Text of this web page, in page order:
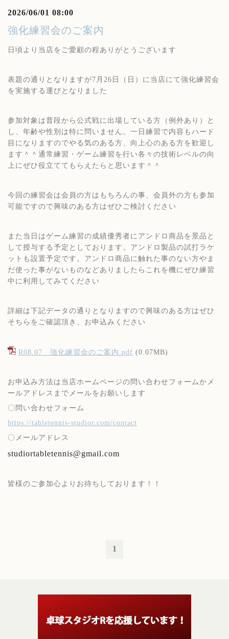
2026/06/01 08:00
強化練習会のご案内
日頃より当店をご愛顧の程ありがとうございます
表題の通りとなりますが7月26日（日）に当店にて強化練習会
を実施する運びとなりました
参加対象は普段から公式戦に出場している方（例外あり）と
し、年齢や性別は特に問いません。一日練習で内容もハード
目になりますのでやる気のある方、向上心のある方を歓迎し
ます＾＾通常練習・ゲーム練習を行い各々の技術レベルの向
上にぜひ役立ててもらえたらと思います＾＾
今回の練習会は会員の方はもちろんの事、会員外の方も参加
可能ですので興味のある方はぜひご検討ください
また当日はゲーム練習の成績優秀者にアンドロ商品を景品と
して授与する予定としております。アンドロ製品の試打ラケ
ットも設置予定です。アンドロ商品に触れた事のない方やま
だ使った事がないものなどありましたらこれを機にぜひ練習
中に利用してみてください
詳細は下記データの通りとなりますので興味のある方はぜひ
そちらをご確認頂き、お申込みください
R08.07 強化練習会のご案内.pdf (0.07MB)
お申込み方法は当店ホームページの問い合わせフォームかメ
ールアドレスまでメールをお願いします
〇問い合わせフォーム
https://tabletennis-studior.com/contact
〇メールアドレス
studiortabletennis@gmail.com
皆様のご参加心よりお待ちしております！！
1